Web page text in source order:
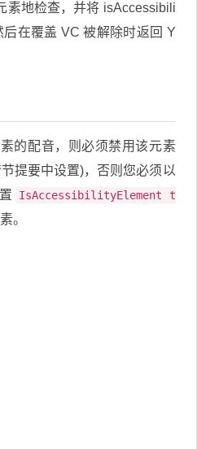
素地检查，并将 isAccessibili
在覆盖 VC 被解除时返回 Y
的配音，则必须禁用该元素
提要中设置)，否则您必须以
IsAccessibilityElement t
。